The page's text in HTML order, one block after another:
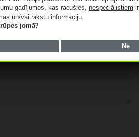
gadījumos, kas radušies,nespeciālistiem
un/vai rakstu informāciju.
jomā?
Nē